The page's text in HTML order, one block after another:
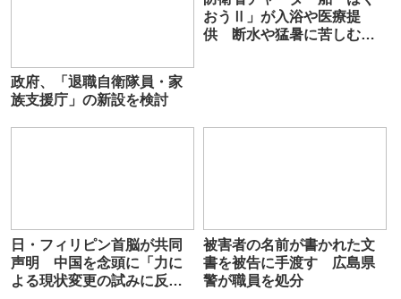
政府、「退職自衛隊員・家
族支援庁」の新設を検討
おうⅡ」が入浴や医療提
供 断水や猛暑に苦しむ熊
日・フィリピン首脳が共同
声明 中国を念頭に「力に
よる現状変更の試みに反対
被害者の名前が書かれた文
書を被告に手渡す 広島県
警が職員を処分